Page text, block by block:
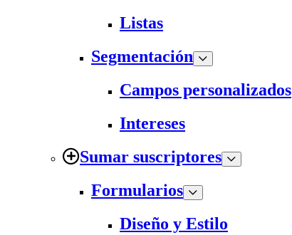
Listas
Segmentación
Campos personalizados
Intereses
Sumar suscriptores
Formularios
Diseño y Estilo